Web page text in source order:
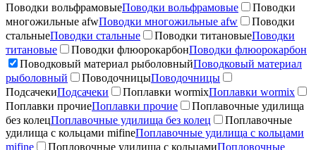
Поводки вольфрамовыеПоводки вольфрамовые
Поводки
многожильные afwПоводки многожильные afw
Поводки
стальныеПоводки стальные Поводки титановыеПоводки
титановые
Поводки флюорокарбонПоводки флюорокарбон
Поводковый материал рыболовныйПоводковый материал
рыболовный
ПоводочницыПоводочницы
ПодсачекиПодсачеки Поплавки wormixПоплавки wormix
Поплавки прочиеПоплавки прочие
Поплавочные удилища
без колецПоплавочные удилища без колец
Поплавочные
удилища с кольцами mifineПоплавочные удилища с кольцами
mifine
Попловочные удилища с кольцамиПопловочные